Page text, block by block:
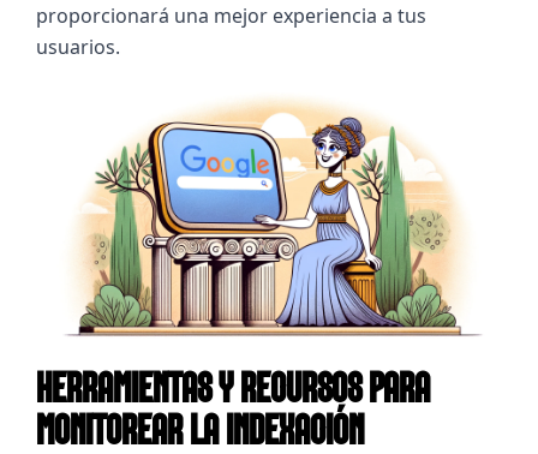
proporcionará una mejor experiencia a tus
usuarios.
HERRAMIENTAS Y RECURSOS PARA
MONITOREAR LA INDEXACIÓN